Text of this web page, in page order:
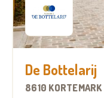
De Bottelarij
8610 KORTEMARK